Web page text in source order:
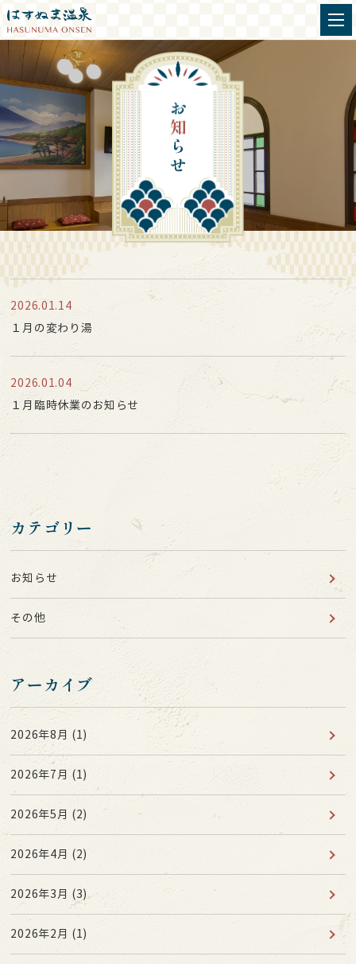
2026.01.14
１月の変わり湯
2026.01.04
１月臨時休業のお知らせ
カテゴリー
お知らせ
その他
アーカイブ
2026年8月 (1)
2026年7月 (1)
2026年5月 (2)
2026年4月 (2)
2026年3月 (3)
2026年2月 (1)